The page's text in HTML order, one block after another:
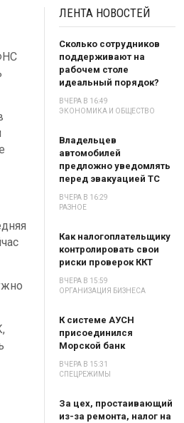
ЛЕНТА НОВОСТЕЙ
Сколько сотрудников
поддерживают на
рабочем столе
идеальный порядок?
ВЧЕРА В 16:49
ЭКОНОМИКА И ОБЩЕСТВО
Владельцев
автомобилей
предложно уведомлять
перед эвакуацией ТС
ВЧЕРА В 16:29
РАЗНОЕ
Как налогоплательщику
контролировать свои
риски проверок ККТ
ВЧЕРА В 15:59
ОРГАНИЗАЦИЯ БИЗНЕСА
К системе АУСН
присоединился
Морской банк
ВЧЕРА В 15:31
СПЕЦРЕЖИМЫ
За цех, простаивающий
из-за ремонта, налог на